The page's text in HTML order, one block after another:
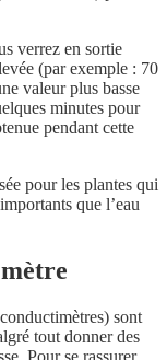
verrez en sortie
(par exemple : 70
valeur plus basse
minutes pour
pendant cette
pour les plantes qui
que l’eau
sont
tout donner des
Pour se rassurer,